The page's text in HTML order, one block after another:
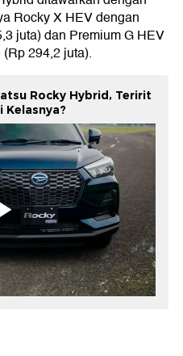
Rocky X HEV dengan
juta) dan Premium G HEV
294,2 juta).
Rocky Hybrid, Teririt
Kelasnya?